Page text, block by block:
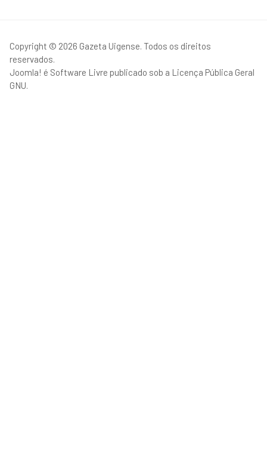
Copyright © 2026 Gazeta Uigense. Todos os direitos
reservados.
Joomla! é Software Livre publicado sob a Licença Pública Geral
GNU.